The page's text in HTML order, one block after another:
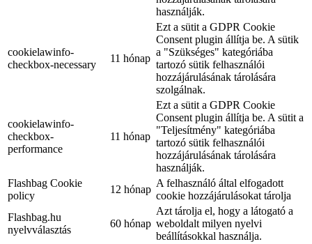
használják.
cookielawinfo-
checkbox-necessary
11 hónap
Ezt a sütit a GDPR Cookie
Consent plugin állítja be. A sütik
a "Szükséges" kategóriába
tartozó sütik felhasználói
hozzájárulásának tárolására
szolgálnak.
cookielawinfo-
checkbox-
performance
11 hónap
Ezt a sütit a GDPR Cookie
Consent plugin állítja be. A sütit a
"Teljesítmény" kategóriába
tartozó sütik felhasználói
hozzájárulásának tárolására
használják.
Flashbag Cookie
policy
12 hónap
A felhasználó által elfogadott
cookie hozzájárulásokat tárolja
Flashbag.hu
nyelvválasztás
60 hónap
Azt tárolja el, hogy a látogató a
weboldalt milyen nyelvi
beállításokkal használja.